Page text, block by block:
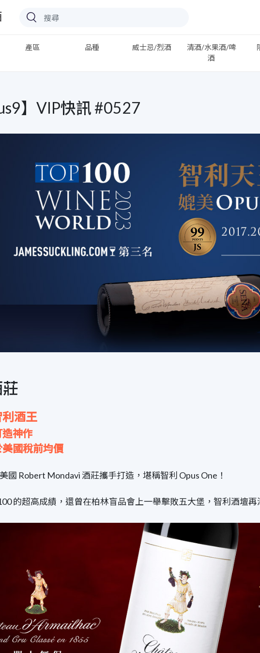
Baccus
產區 品種 威士忌/烈酒
清酒/水果酒/啤
酒
】VIP快訊 #0527
酒王
神作
國稅前均價
國 Robert Mondavi 酒莊攜手打造，堪稱智利 Opus One！
的超高成績，還曾在柏林盲品會上一舉擊敗五大堡，智利酒壇再